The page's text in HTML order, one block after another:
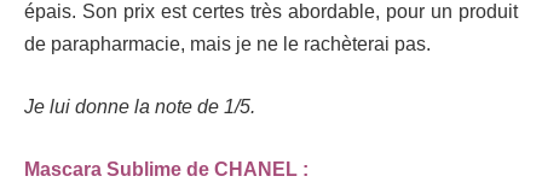
épais. Son prix est certes très abordable, pour un produit
de parapharmacie, mais je ne le rachèterai pas.
Je lui donne la note de 1/5.
Mascara Sublime de CHANEL :